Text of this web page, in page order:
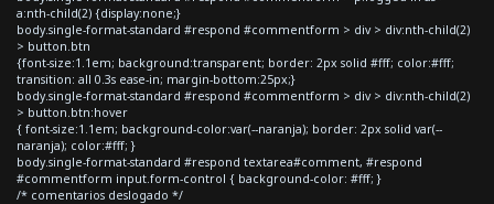
a:nth-child(2) {display:none;}
body.single-format-standard #respond #commentform > div > div:nth-child(2)
> button.btn
{font-size:1.1em; background:transparent; border: 2px solid #fff; color:#fff;
transition: all 0.3s ease-in; margin-bottom:25px;}
body.single-format-standard #respond #commentform > div > div:nth-child(2)
> button.btn:hover
{ font-size:1.1em; background-color:var(--naranja); border: 2px solid var(--
naranja); color:#fff; }
body.single-format-standard #respond textarea#comment, #respond
#commentform input.form-control { background-color: #fff; }
/* comentarios deslogado */